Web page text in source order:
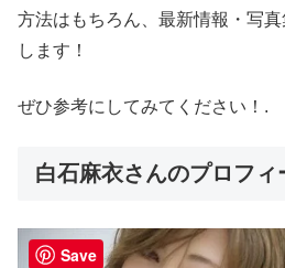
方法はもちろん、最新情報・写
します！
ぜひ参考にしてみてください！.
白石麻衣さんのプロフィ
Save